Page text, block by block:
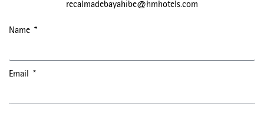
recalmadebayahibe@hmhotels.com
Name
Email